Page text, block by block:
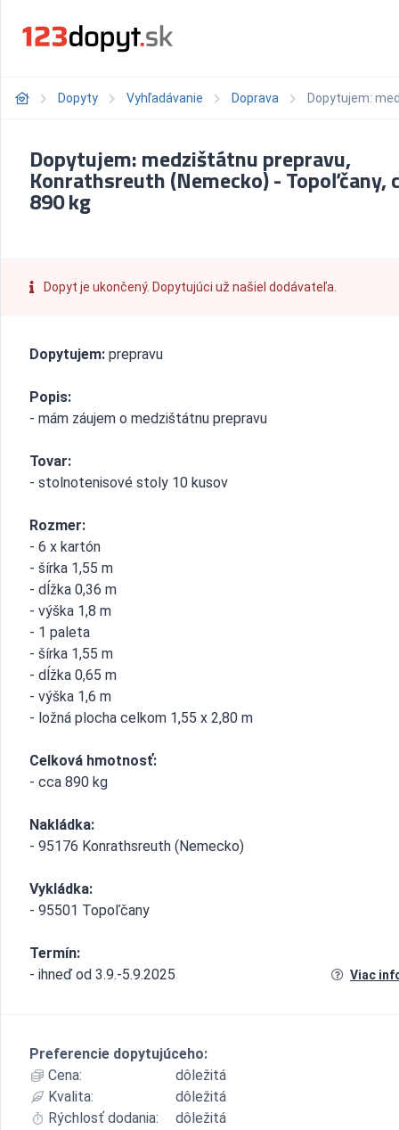
Dopyty Vyhľadávanie Doprava Dopytujem:
Dopytujem: medzištátnu prepravu,
Konrathsreuth (Nemecko) - Topoľčany,
890 kg
Dopyt je ukončený. Dopytujúci už našiel dodávateľa.
Dopytujem: prepravu
Popis:
- mám záujem o medzištátnu prepravu
Tovar:
- stolnotenisové stoly 10 kusov
Rozmer:
- 6 x kartón
- šírka 1,55 m
- dĺžka 0,36 m
- výška 1,8 m
- 1 paleta
- šírka 1,55 m
- dĺžka 0,65 m
- výška 1,6 m
- ložná plocha celkom 1,55 x 2,80 m
Celková hmotnosť:
- cca 890 kg
Nakládka:
- 95176 Konrathsreuth (Nemecko)
Vykládka:
- 95501 Topoľčany
Termín:
- ihneď od 3.9.-5.9.2025
Viac
Preferencie dopytujúceho:
Cena:
dôležitá
Kvalita:
dôležitá
Rýchlosť dodania:
dôležitá